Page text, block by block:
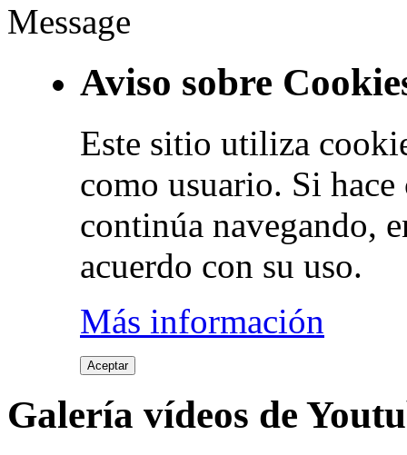
Message
Aviso sobre
Este sitio utiliza
como usuario. Si
continúa navegando,
acuerdo con su uso.
Más información
Aceptar
Galería vídeos de